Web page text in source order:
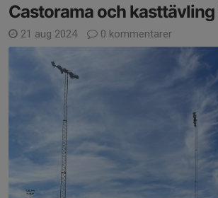
Castorama och kasttävling
21 aug 2024 0 kommentarer